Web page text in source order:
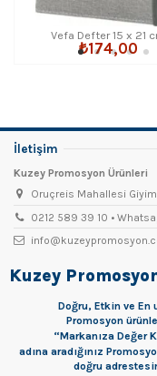
Vefa Defter 15 x 21
₺174,00
İletişim
Kuzey Promosyon Ürünleri
Oruçreis Mahallesi
0212 589 39 10 •
Kuzey
Doğru, Etkin ve En
Promosyon
“Markanıza Değer
adına aradığınız
doğru